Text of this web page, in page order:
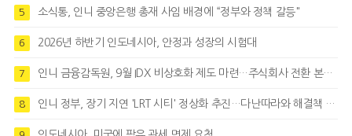
5 소식통, 인니 중앙은행 총재 사임 배경에 “정부와 정책 갈등"
6 2026년 하반기 인도네시아, 안정과 성장의 시험대
7 인니 금융감독원, 9월 IDX 비상호화 제도 마련…주식회사 전환 본격화
8 인니 정부, 장기 지연 'LRT 시티' 정상화 추진…다난따라와 해결책 모색